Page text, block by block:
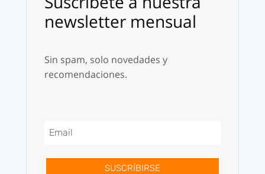
newsletter mensual
Sin spam, solo novedades y
recomendaciones.
SUSCRÍBIRSE